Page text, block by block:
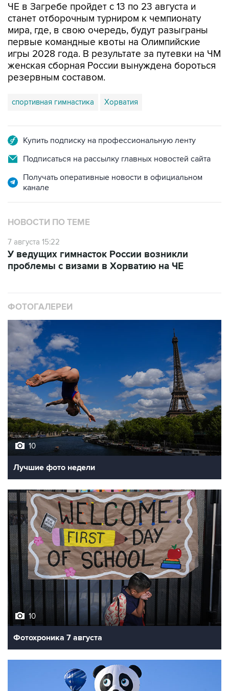
ЧЕ в Загребе пройдет с 13 по 23 августа и
станет отборочным турниром к чемпионату
мира, где, в свою очередь, будут разыграны
первые командные квоты на Олимпийские
игры 2028 года. В результате за путевки на ЧМ
женская сборная России вынуждена бороться
резервным составом.
спортивная гимнастика Хорватия
Купить подписку на профессиональную ленту
Подписаться на рассылку главных новостей сайта
Получать оперативные новости в официальном
канале
НОВОСТИ ПО ТЕМЕ
7 августа 15:22
У ведущих гимнасток России возникли
проблемы с визами в Хорватию на ЧЕ
ФОТОГАЛЕРЕИ
10
Лучшие фото недели
10
Фотохроника 7 августа